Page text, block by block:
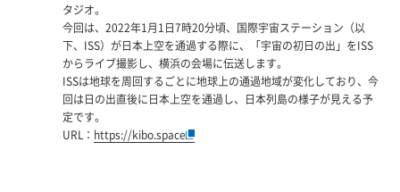
タジオ。
今回は、2022年1月1日7時20分頃、国際宇宙ステーション（以
下、ISS）が日本上空を通過する際に、「宇宙の初日の出」をISS
からライブ撮影し、横浜の会場に伝送します。
ISSは地球を周回するごとに地球上の通過地域が変化しており、今
回は日の出直後に日本上空を通過し、日本列島の様子が見える予
定です。
URL： https://kibo.space